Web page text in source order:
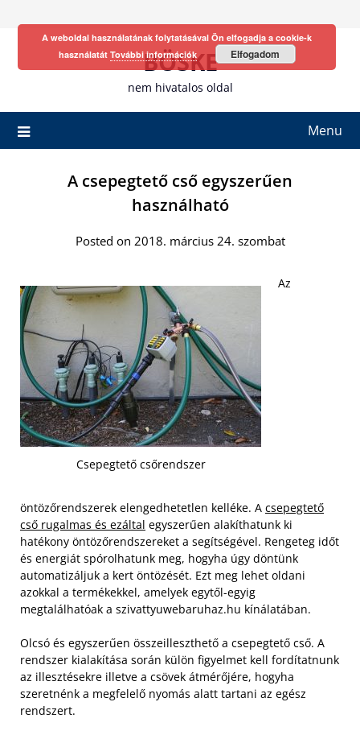
BÖSKE
nem hivatalos oldal
Menu
A csepegtető cső egyszerűen
használható
Posted on 2018. március 24. szombat
Csepegtető csőrendszer
Az
öntözőrendszerek elengedhetetlen kelléke. A csepegtető
cső rugalmas és ezáltal egyszerűen alakíthatunk ki
hatékony öntözőrendszereket a segítségével. Rengeteg időt
és energiát spórolhatunk meg, hogyha úgy döntünk
automatizáljuk a kert öntözését. Ezt meg lehet oldani
azokkal a termékekkel, amelyek egytől-egyig
megtalálhatóak a szivattyuwebaruhaz.hu kínálatában.
Olcsó és egyszerűen összeilleszthető a csepegtető cső. A
rendszer kialakítása során külön figyelmet kell fordítatnunk
az illesztésekre illetve a csövek átmérőjére, hogyha
szeretnénk a megfelelő nyomás alatt tartani az egész
rendszert.
A weboldal használatának folytatásával Ön elfogadja a cookie-k
használatát További információk Elfogadom